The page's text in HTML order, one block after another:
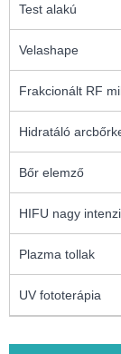
Test alakú
Velashape
Frakcionált RF
Hidratáló
Bőr elemző
HIFU nagy
Plazma tollak
UV fototerápia